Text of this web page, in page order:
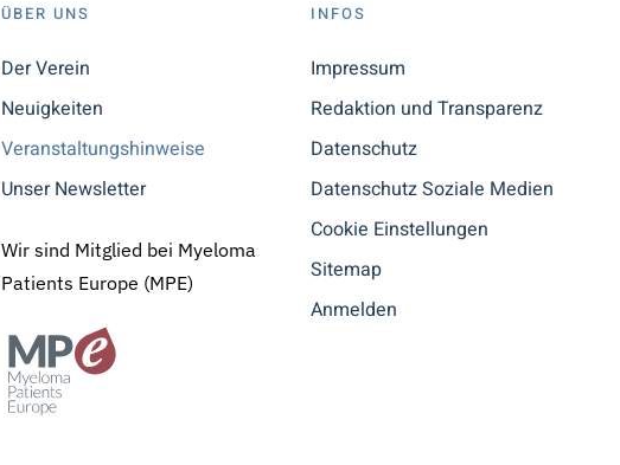
ÜBER UNS
Der Verein
Neuigkeiten
Veranstaltungshinweise
Unser Newsletter
Wir sind Mitglied bei Myeloma
Patients Europe (MPE)
INFOS
Impressum
Redaktion und Transparenz
Datenschutz
Datenschutz Soziale Medien
Cookie Einstellungen
Sitemap
Anmelden